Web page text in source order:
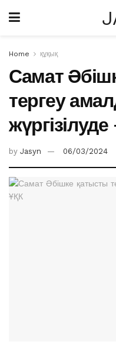
Home құқық
Самат
тергеу
by Jasyn 06/03/2024